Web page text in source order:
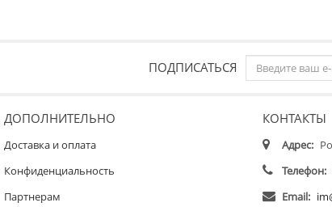
ПОДПИСАТЬСЯ
ДОПОЛНИТЕЛЬНО
Доставка и оплата
Конфиденциальность
Партнерам
КОНТАКТЫ
Адрес:
Телефон:
Email: